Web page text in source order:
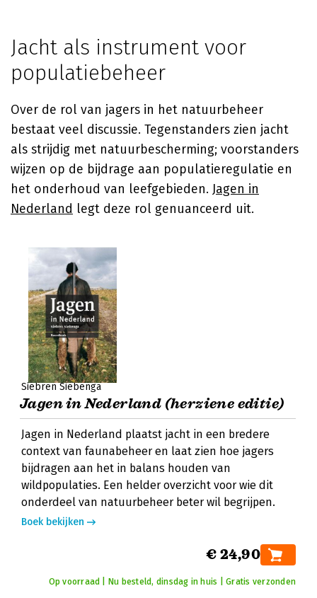
Jacht als instrument voor
populatiebeheer
Over de rol van jagers in het natuurbeheer
bestaat veel discussie. Tegenstanders zien jacht
als strijdig met natuurbescherming; voorstanders
wijzen op de bijdrage aan populatieregulatie en
het onderhoud van leefgebieden. Jagen in
Nederland legt deze rol genuanceerd uit.
Siebren Siebenga
Jagen in Nederland (herziene editie)
Jagen in Nederland plaatst jacht in een bredere
context van faunabeheer en laat zien hoe jagers
bijdragen aan het in balans houden van
wildpopulaties. Een helder overzicht voor wie dit
onderdeel van natuurbeheer beter wil begrijpen.
Boek bekijken
€ 24,90
Op voorraad | Nu besteld, dinsdag in huis | Gratis verzonden